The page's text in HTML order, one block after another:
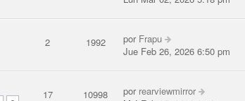
2 1992 por Frapu
Jue Feb 26, 2026 6:50 pm
17 10998 por rearviewmirror